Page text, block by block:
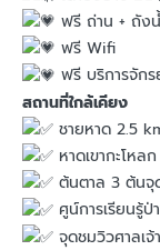
ฟรี ถ่าน + ถัง
ฟรี Wifi
ฟรี บริการจักร
สถานที่ใกล้เคียง
ชายหาด 2.5
หาดเขากะโหล
ต้นตาล 3 ต้นจุ
ศูน์การเรียนรู้ป่
จุดชมวิวศาลเ